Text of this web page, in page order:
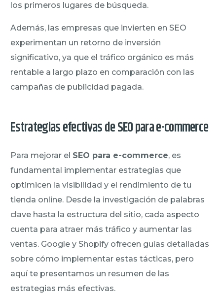
los primeros lugares de búsqueda.
Además, las empresas que invierten en SEO
experimentan un retorno de inversión
significativo, ya que el tráfico orgánico es más
rentable a largo plazo en comparación con las
campañas de publicidad pagada.
Estrategias efectivas de SEO para e-commerce
Para mejorar el SEO para e-commerce, es
fundamental implementar estrategias que
optimicen la visibilidad y el rendimiento de tu
tienda online. Desde la investigación de palabras
clave hasta la estructura del sitio, cada aspecto
cuenta para atraer más tráfico y aumentar las
ventas. Google y Shopify ofrecen guías detalladas
sobre cómo implementar estas tácticas, pero
aquí te presentamos un resumen de las
estrategias más efectivas.